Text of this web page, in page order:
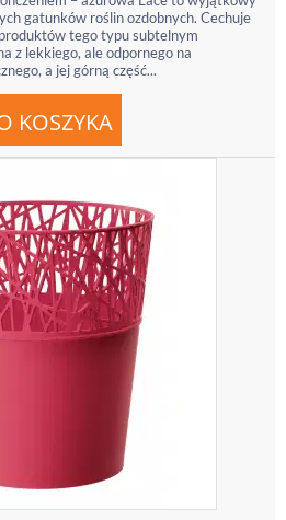
gatunków roślin ozdobnych. Cechuje
tego typu subtelnym
z lekkiego, ale odpornego na
a jej górną część...